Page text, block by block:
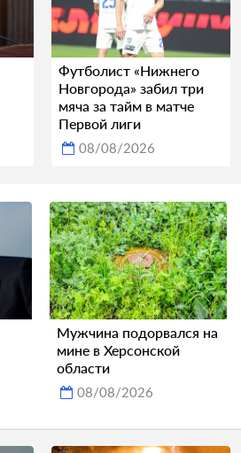
Футболист «Нижнего
Новгорода» забил три
мяча за тайм в матче
Первой лиги
08/08/2026
Мужчина подорвался на
мине в Херсонской
области
08/08/2026